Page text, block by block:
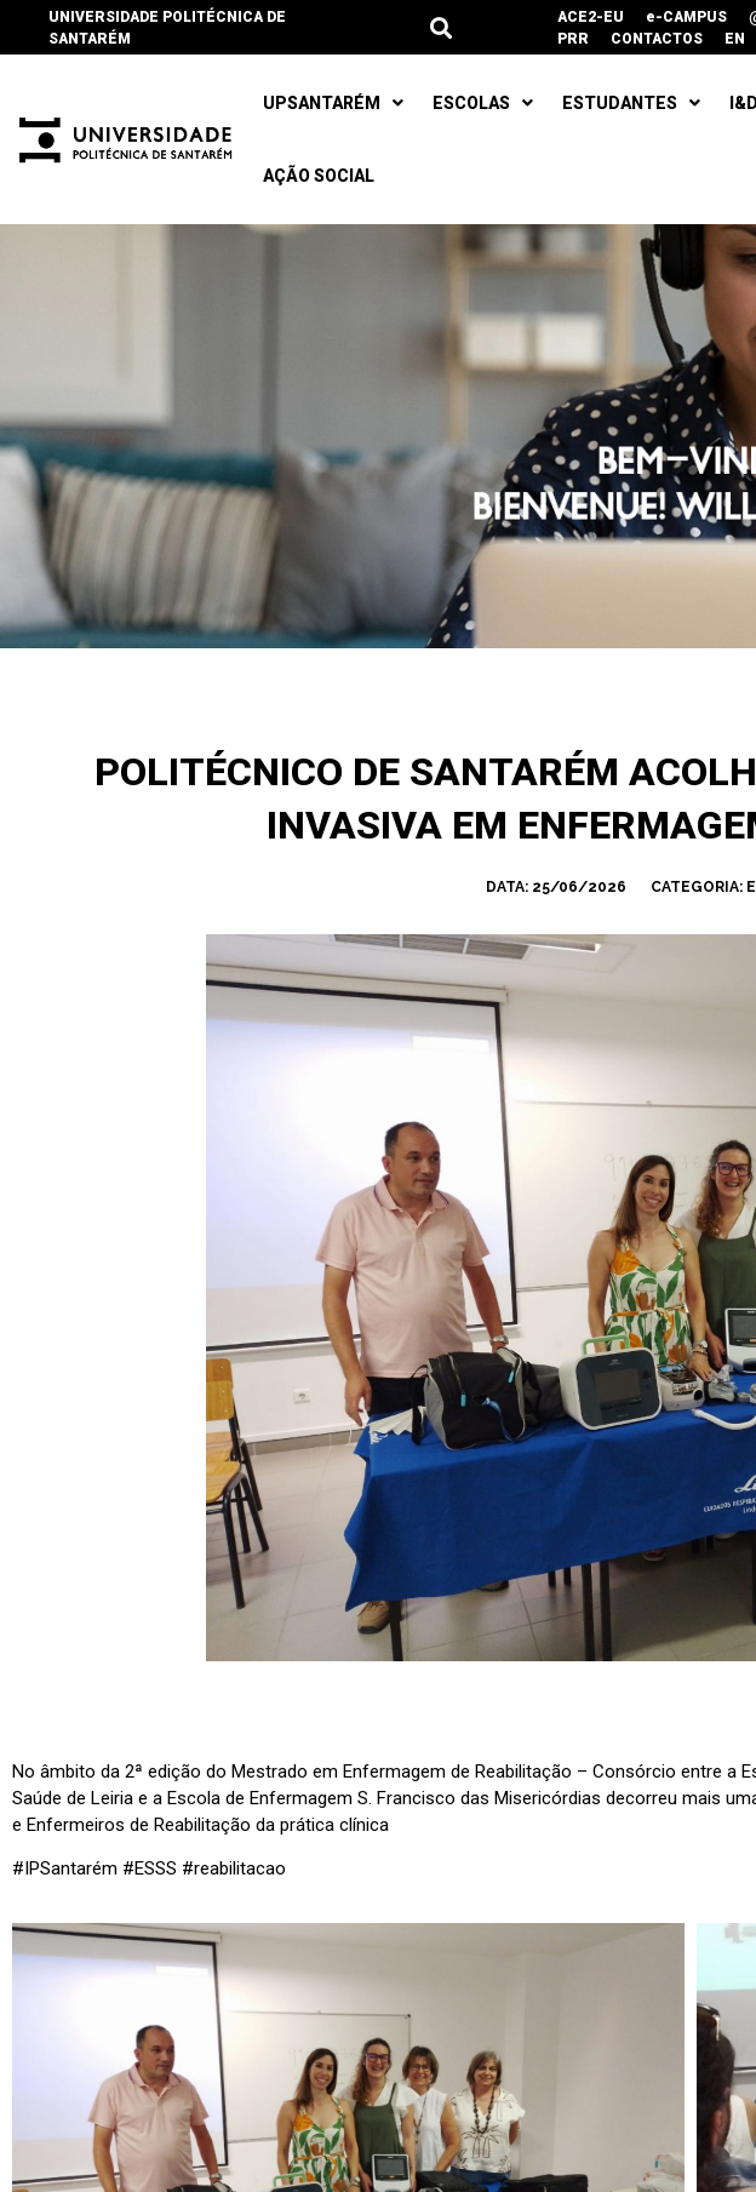
UNIVERSIDADE POLITÉCNICA DE
SANTARÉM
ACE2-EU e-CAMPUS
PRR
CONTACTOS EN
UPSANTARÉM ESCOLAS ESTUDANTES
AÇÃO SOCIAL
POLITÉCNICO DE SANTARÉM
INVASIVA EM
DATA: 25/06/2026 CATEGORIA:
No âmbito da 2ª edição do Mestrado em Enfermagem de Reabilitação – Consórcio entre a
Saúde de Leiria e a Escola de Enfermagem S. Francisco das Misericórdias decorreu mais
e Enfermeiros de Reabilitação da prática clínica
#IPSantarém #ESSS #reabilitacao